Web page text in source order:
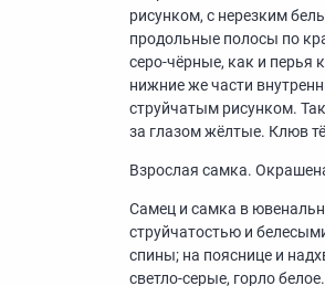
рисунком, с нерезким
продольные полосы по
серо-чёрные, как и
нижние же части
струйчатым рисунком.
за глазом жёлтые. Клюв
Взрослая самка.
Самец и самка в
струйчатостью и
спины; на пояснице и
светло-серые, горло